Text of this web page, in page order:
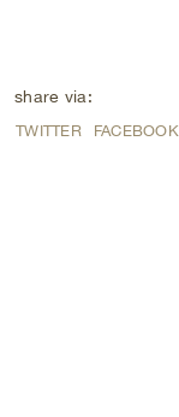
share via:
TWITTER FACEBOOK